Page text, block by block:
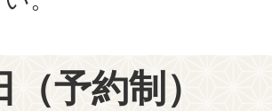
予約制）